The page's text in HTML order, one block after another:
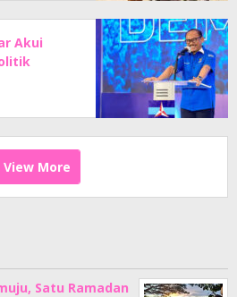
Akui
View More
Satu Ramadan